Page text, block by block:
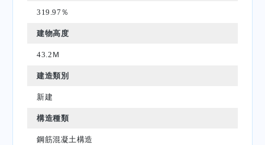
319.97％
建物高度
43.2Ｍ
建造類別
新建
構造種類
鋼筋混凝土構造